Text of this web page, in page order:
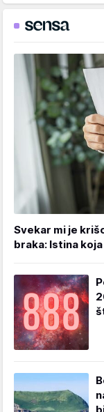
Svekar mi je
braka: Istina